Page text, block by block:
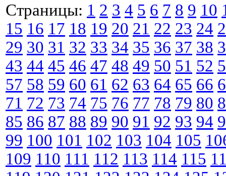
Страницы: 1 2 3 4 5 6 7 8 9 10
15 16 17 18 19 20 21 22 23 24
29 30 31 32 33 34 35 36 37 38
43 44 45 46 47 48 49 50 51 52
57 58 59 60 61 62 63 64 65 66
71 72 73 74 75 76 77 78 79 80
85 86 87 88 89 90 91 92 93 94
99 100 101 102 103 104 105
109 110 111 112 113 114 115